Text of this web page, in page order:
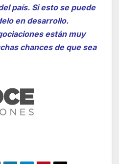
país. Si esto se puede
en desarrollo.
están muy
chances de que sea